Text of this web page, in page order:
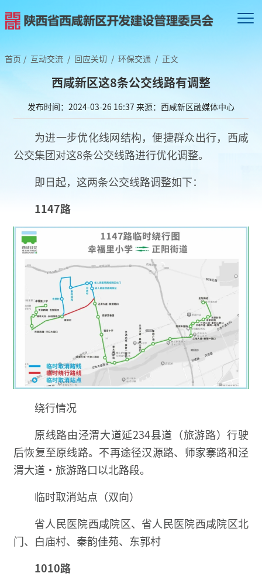
首页 / 互动交流 / 回应关切 / 环保交通 / 正文
西咸新区这8条公交线路有调整
发布时间：2024-03-26 16:37 来源：西咸新区融媒体中心
为进一步优化线网结构，便捷群众出行， 西咸
公交集团对这8条公交线路进行优化调整。
即日起， 这两条公交线路调整如下：
1147路
绕行情况
原线路由泾渭大道延234县道（旅游路）行驶
后恢复至原线路。不再途径汉源路、师家寨路和泾
渭大道·旅游路口以北路段。
临时取消站点（双向）
省人民医院西咸院区、省人民医院西咸院区北
门、白庙村、秦韵佳苑、东郭村
1010路